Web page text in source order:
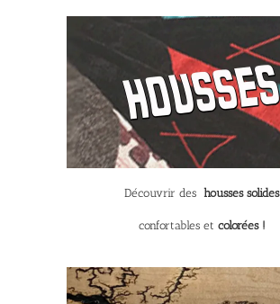
Découvrir des housses solides
confortables et colorées !